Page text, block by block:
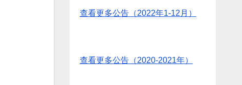
查看更多公告（2022年1-12月）
查看更多公告（2020-2021年）